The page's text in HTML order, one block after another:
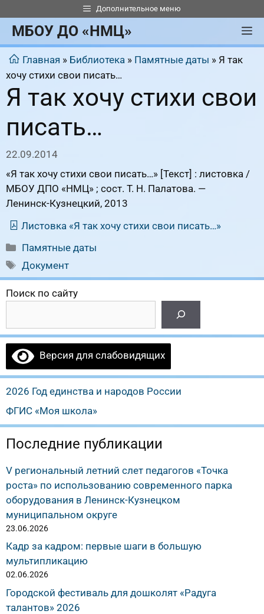
к
содержимому
Дополнительное меню
МБОУ ДО «НМЦ»
Главная » Библиотека » Памятные даты » Я так
хочу стихи свои писать…
Я так хочу стихи свои
писать…
22.09.2014
«Я так хочу стихи свои писать…» [Текст] : листовка /
МБОУ ДПО «НМЦ» ; сост. Т. Н. Палатова. —
Ленинск-Кузнецкий, 2013
Листовка «Я так хочу стихи свои писать…»
Рубрики
Памятные даты
Метки
Документ
Поиск по сайту
Версия для слабовидящих
2026 Год единства и народов России
ФГИС «Моя школа»
Последние публикации
V региональный летний слет педагогов «Точка
роста» по использованию современного парка
оборудования в Ленинск-Кузнецком
муниципальном округе
23.06.2026
Кадр за кадром: первые шаги в большую
мультипликацию
02.06.2026
Городской фестиваль для дошколят «Радуга
талантов» 2026